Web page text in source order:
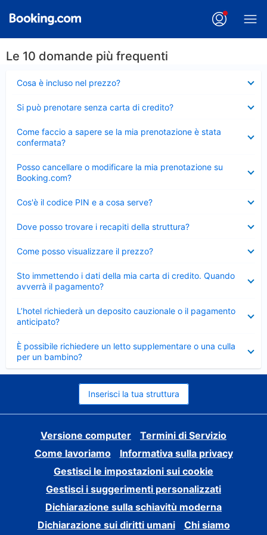
Le 10 domande più frequenti
Cosa è incluso nel prezzo?
chiuso
Si può prenotare senza carta di credito?
chiuso
Come faccio a sapere se la mia prenotazione è stata
confermata?
chiuso
Posso cancellare o modificare la mia prenotazione su
Booking.com?
chiuso
Cos'è il codice PIN e a cosa serve?
chiuso
Dove posso trovare i recapiti della struttura?
chiuso
Come posso visualizzare il prezzo?
chiuso
Sto immettendo i dati della mia carta di credito. Quando
avverrà il pagamento?
chiuso
L’hotel richiederà un deposito cauzionale o il pagamento
anticipato?
chiuso
È possibile richiedere un letto supplementare o una culla
per un bambino?
Elemento
chiuso
Inserisci la tua struttura
Versione computer
Termini di Servizio
Come lavoriamo
Informativa sulla privacy
Gestisci le impostazioni sui cookie
Gestisci i suggerimenti personalizzati
Dichiarazione sulla schiavitù moderna
Dichiarazione sui diritti umani
Chi siamo